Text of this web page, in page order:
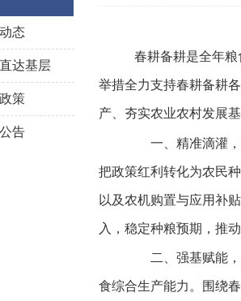
态
达基层
策
告
春耕备耕是全年粮
举措全力支持春耕备耕
产、夯实农业农村发展
一、精准滴灌，
把政策红利转化为农民
以及农机购置与应用补
入，稳定种粮预期，推
二、强基赋能，
食综合生产能力。围绕